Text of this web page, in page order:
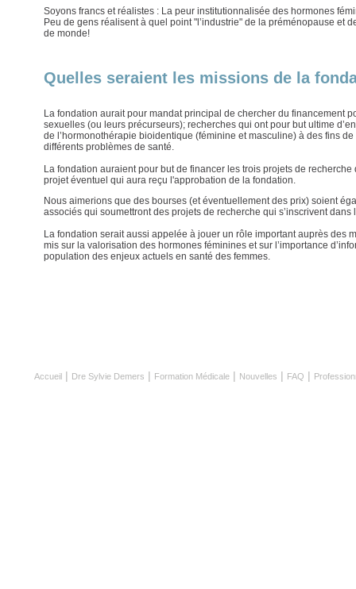
Soyons francs et réalistes : La peur institutionnalisée des hormones
Peu de gens réalisent à quel point "l’industrie" de la préménopause et
de monde!
Quelles seraient les missions de la
La fondation aurait pour mandat principal de chercher du financement
sexuelles (ou leurs précurseurs); recherches qui ont pour but ultime
de l’hormonothérapie bioidentique (féminine et masculine) à des fins
différents problèmes de santé.
La fondation auraient pour but de financer les trois projets de
projet éventuel qui aura reçu l'approbation de la fondation.
Nous aimerions que des bourses (et éventuellement des prix) soient
associés qui soumettront des projets de recherche qui s’inscrivent
La fondation serait aussi appelée à jouer un rôle important auprès des
mis sur la valorisation des hormones féminines et sur l’importance
population des enjeux actuels en santé des femmes.
Accueil | Dre Sylvie Demers | Formation Médicale | Nouvelles | FAQ |